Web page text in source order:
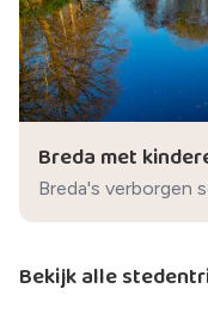
Breda met
Breda's verborgen
Bekijk alle